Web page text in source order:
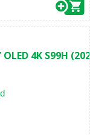
4K S99H